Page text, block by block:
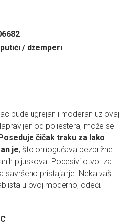
/ džemperi
bude ugrejan i moderan uz ovaj
od poliestera, može se
čičak traku za lako
je, što omogućava bezbrižne
pljuskova. Podesivi otvor za
savršeno pristajanje. Neka vaš
u ovoj modernoj odeći.